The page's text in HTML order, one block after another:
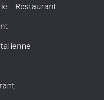
- Restaurant